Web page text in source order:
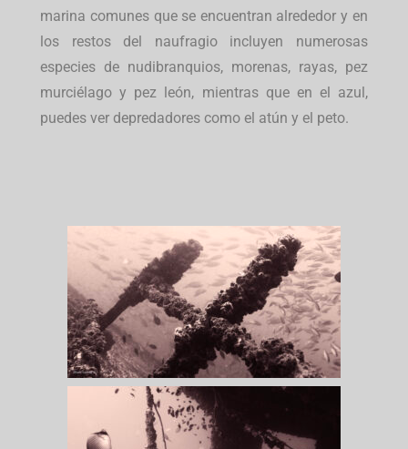
marina comunes que se encuentran alrededor y en
los restos del naufragio incluyen numerosas
especies de nudibranquios, morenas, rayas, pez
murciélago y pez león, mientras que en el azul,
puedes ver depredadores como el atún y el peto.